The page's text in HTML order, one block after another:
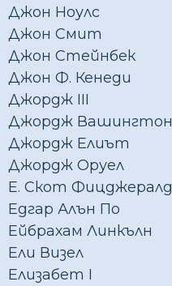
Джон Ноулс
Джон Смит
Джон Стейнбек
Джон Ф. Кенеди
Джордж III
Джордж Вашингтон
Джордж Елиът
Джордж Оруел
Е. Скот Фицджералд
Едгар Алън По
Ейбрахам Линкълн
Ели Визел
Елизабет І